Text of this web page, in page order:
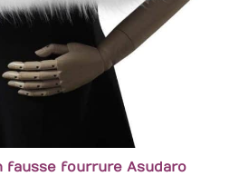
fausse fourrure Asudaro